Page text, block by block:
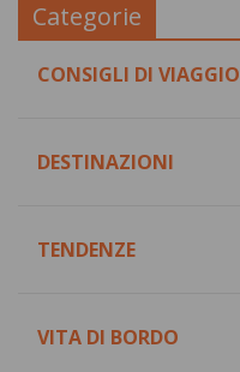
Categorie
CONSIGLI DI VIAGGIO
DESTINAZIONI
TENDENZE
VITA DI BORDO